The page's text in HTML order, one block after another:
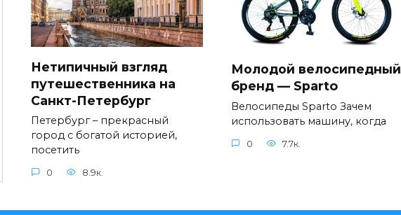
Нетипичный взгляд
путешественника на
Санкт-Петербург
Петербург – прекрасный
город с богатой историей,
посетить
0 8.9к.
Молодой велосипедный
бренд — Sparto
Велосипеды Sparto Зачем
использовать машину, когда
0 7.7к.